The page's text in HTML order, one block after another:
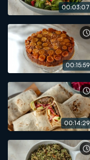
00:03:07
00:15:59
00:14:29